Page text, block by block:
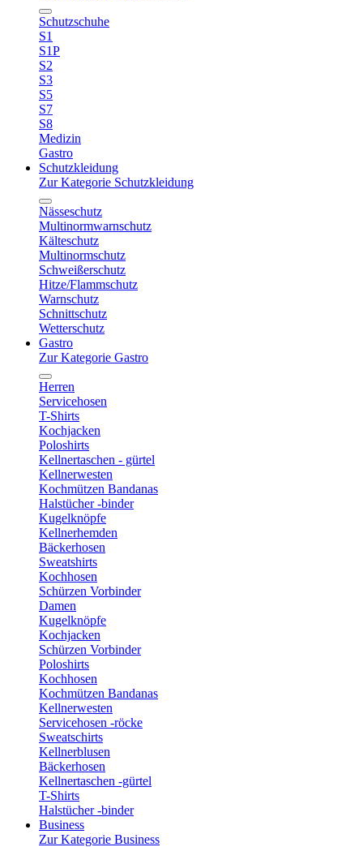
Schutzschuhe
S1
S1P
S2
S3
S5
S7
S8
Medizin
Gastro
Schutzkleidung
Zur Kategorie Schutzkleidung
Nässeschutz
Multinormwarnschutz
Kälteschutz
Multinormschutz
Schweißerschutz
Hitze/Flammschutz
Warnschutz
Schnittschutz
Wetterschutz
Gastro
Zur Kategorie Gastro
Herren
Servicehosen
T-Shirts
Kochjacken
Poloshirts
Kellnertaschen - gürtel
Kellnerwesten
Kochmützen Bandanas
Halstücher -binder
Kugelknöpfe
Kellnerhemden
Bäckerhosen
Sweatshirts
Kochhosen
Schürzen Vorbinder
Damen
Kugelknöpfe
Kochjacken
Schürzen Vorbinder
Poloshirts
Kochhosen
Kochmützen Bandanas
Kellnerwesten
Servicehosen -röcke
Sweatschirts
Kellnerblusen
Bäckerhosen
Kellnertaschen -gürtel
T-Shirts
Halstücher -binder
Business
Zur Kategorie Business